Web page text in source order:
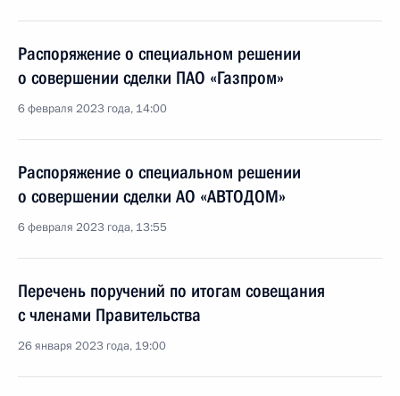
Распоряжение о специальном решении
о совершении сделки ПАО «Газпром»
6 февраля 2023 года, 14:00
Распоряжение о специальном решении
о совершении сделки АО «АВТОДОМ»
6 февраля 2023 года, 13:55
Перечень поручений по итогам совещания
с членами Правительства
26 января 2023 года, 19:00